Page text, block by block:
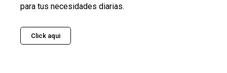
para tus necesidades diarias.
Click aqui